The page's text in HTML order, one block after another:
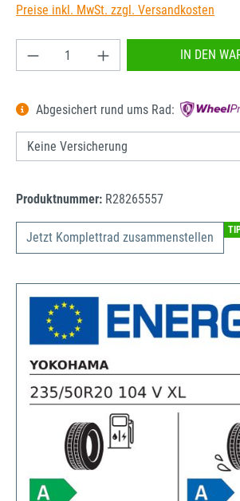
Preise inkl. MwSt. zzgl. Versandkosten
Produkt Anzahl: Gib denIN DEN
Abgesichert rund ums Rad:
Produktnummer: R28265557
Jetzt Komplettrad zusammenstellen